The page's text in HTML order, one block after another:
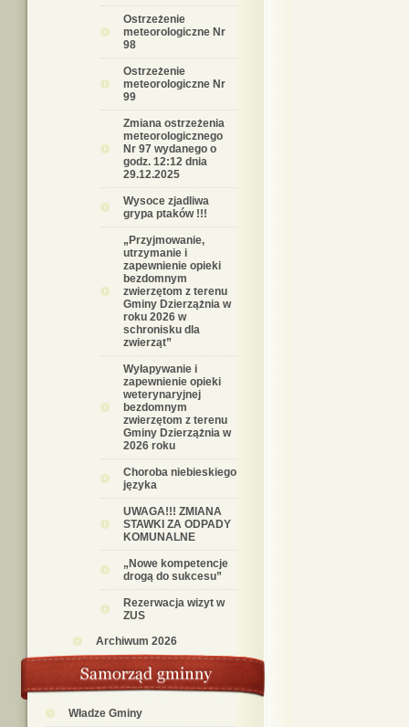
Ostrzeżenie
meteorologiczne Nr
98
Ostrzeżenie
meteorologiczne Nr
99
Zmiana ostrzeżenia
meteorologicznego
Nr 97 wydanego o
godz. 12:12 dnia
29.12.2025
Wysoce zjadliwa
grypa ptaków !!!
„Przyjmowanie,
utrzymanie i
zapewnienie opieki
bezdomnym
zwierzętom z terenu
Gminy Dzierzążnia w
roku 2026 w
schronisku dla
zwierząt”
Wyłapywanie i
zapewnienie opieki
weterynaryjnej
bezdomnym
zwierzętom z terenu
Gminy Dzierzążnia w
2026 roku
Choroba niebieskiego
języka
UWAGA!!! ZMIANA
STAWKI ZA ODPADY
KOMUNALNE
„Nowe kompetencje
drogą do sukcesu”
Rezerwacja wizyt w
ZUS
Archiwum 2026
Władze Gminy